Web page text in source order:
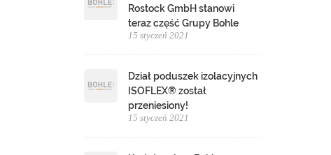
Rostock GmbH stanowi
teraz część Grupy Bohle
15 styczeń 2021
Dział poduszek izolacyjnych
ISOFLEX® został
przeniesiony!
15 styczeń 2021